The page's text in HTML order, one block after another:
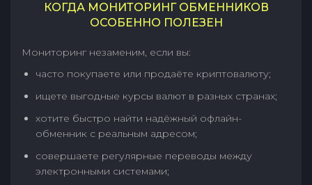
КОГДА МОНИТОРИНГ ОБМЕННИКОВ
ОСОБЕННО ПОЛЕЗЕН
Мониторинг незаменим, если вы:
часто покупаете или продаёте криптовалюту;
ищете выгодные курсы валют в разных странах;
хотите быстро найти надёжный офлайн-
обменник с реальным адресом;
совершаете регулярные переводы между
электронными системами;